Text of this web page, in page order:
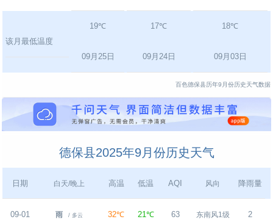
该月最低温度
19℃
09月25日
17℃
09月24日
18℃
09月03日
百色德保县历年9月份历史天气数据
德保县2025年9月份历史天气
日期 白天/晚上 高温 低温 AQI 风向 降雨量
09-01 雨 / 多云 32℃ 21℃ 63 东南风1级 2